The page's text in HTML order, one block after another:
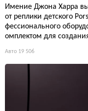
Имение Джона Харра
от реплики детского
фессионального
омплектом для
Авто 19 506